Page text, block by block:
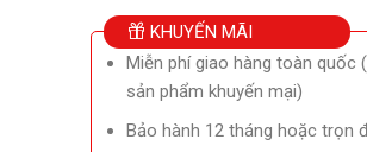
KHUYẾN MÃI
Miễn phí giao hàng toàn quốc
sản phẩm khuyến mại)
Bảo hành 12 tháng hoặc trọn